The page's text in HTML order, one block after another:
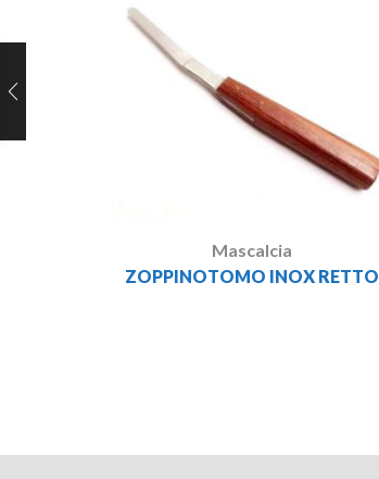
Mascalcia
ZOPPINOTOMO INOX RETTO